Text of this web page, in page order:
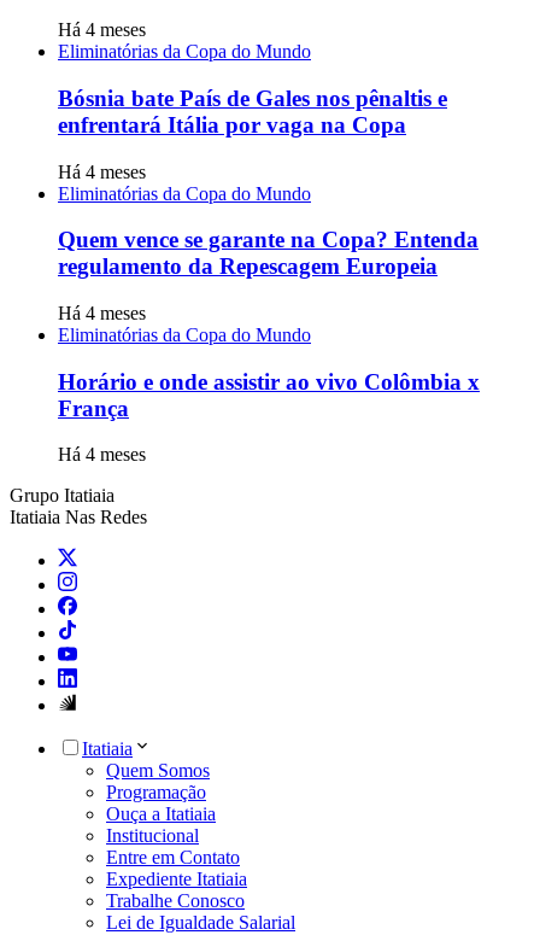
Há 4 meses
Eliminatórias da Copa do Mundo
Bósnia bate País de Gales nos pênaltis e
enfrentará Itália por vaga na Copa
Há 4 meses
Eliminatórias da Copa do Mundo
Quem vence se garante na Copa? Entenda
regulamento da Repescagem Europeia
Há 4 meses
Eliminatórias da Copa do Mundo
Horário e onde assistir ao vivo Colômbia x
França
Há 4 meses
Grupo Itatiaia
Itatiaia Nas Redes
Itatiaia
Quem Somos
Programação
Ouça a Itatiaia
Institucional
Entre em Contato
Expediente Itatiaia
Trabalhe Conosco
Lei de Igualdade Salarial